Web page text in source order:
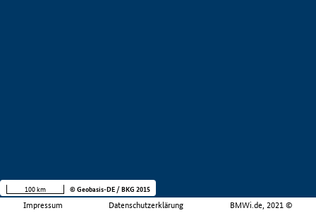
Impressum Datenschutzerklärung BMWi.de, 2021 ©
100 km © Geobasis-DE / BKG 2015